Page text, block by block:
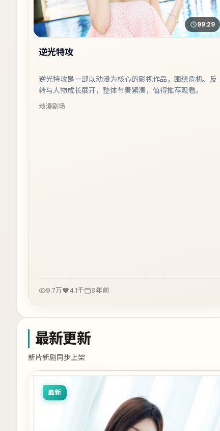
99:29
逆光特攻
逆光特攻是一部以动漫为核心的影视作品，围绕危机、反
转与人物成长展开，整体节奏紧凑，值得推荐观看。
动漫剧场
9.7万 4.1千 9年前
最新更新
新片新剧同步上架
最新